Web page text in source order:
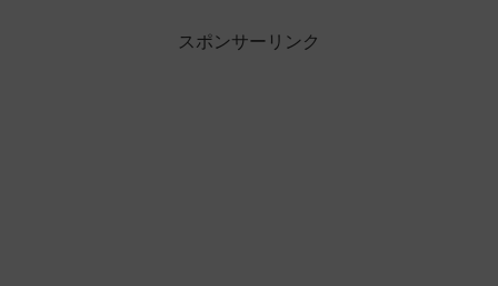
スポンサーリンク